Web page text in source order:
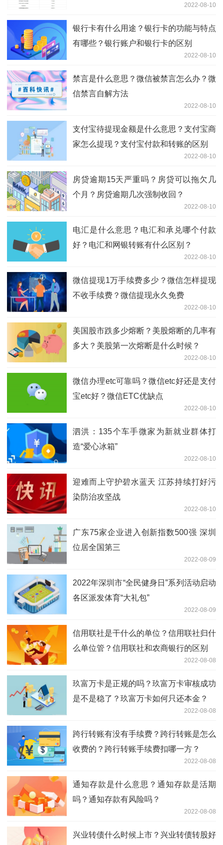
2022-08-10
银行卡有什么用途？银行卡的功能与特点
有哪些？银行账户和银行卡的区别
2022-08-10
禁言是什么意思？微信被禁言怎么办？微
信禁言自解方法
2022-08-10
支付宝待提现金额是什么意思？支付宝商
家怎么提现？支付宝付款和转账的区别
2022-08-10
房贷逾期15天严重吗？房贷可以拖欠几
个月？房贷逾期几次强制收回？
2022-08-10
电汇是什么意思？电汇和承兑哪个付款
好？电汇和网银转账有什么区别？
2022-08-10
微信提现1万手续费多少？微信怎样提现
不收手续费？微信提现永久免费
2022-08-10
美国股市跌多少熔断？美股熔断的几率有
多大？美股第一次熔断是什么时候？
2022-08-10
微信办理etc可靠吗？微信etc好还是支付
宝etc好？微信ETC优缺点
2022-08-10
泗洪：135个车手微家为新就业群体打
造“爱心冰箱”
2022-08-10
迎难而上守护碧水蓝天 江苏持续打好污
染防治攻坚战
2022-08-10
广东75家企业进入创新指数500强 深圳
位居全国第三
2022-08-09
2022年深圳市“全民健身日”系列活动启动
各区派发体育“大礼包”
2022-08-09
信用联社是干什么的单位？信用联社归什
么单位管？信用联社和农商银行的区别
2022-08-08
玖富万卡是正规的吗？玖富万卡审核成功
是不是稳了？玖富万卡如何只还本金？
2022-08-08
跨行转账有没有手续费？跨行转账是怎么
收费的？跨行转账手续费扣哪一方？
2022-08-08
通知存款是什么意思？通知存款是活期
吗？通知存款有风险吗？
2022-08-08
兴业转债什么时候上市？兴业转债转股好